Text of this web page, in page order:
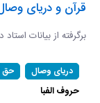
قرآن و دریای
برگرفته از بیانات استاد
دریای وصال حق
حروف الفبا